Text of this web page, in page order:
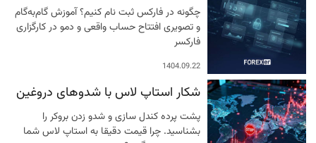
چگونه در فارکس ثبت نام کنیم؟ آموزش گام‌به‌گام
و تصویری افتتاح حساب واقعی و دمو در کارگزاری
فارکسر
1404.09.22
شکار استاپ لاس با شدوهای دروغین
پشت پرده کندل سازی و شدو زدن بروکر را
بشناسید. چرا قیمت دقیقا به استاپ لاس شما